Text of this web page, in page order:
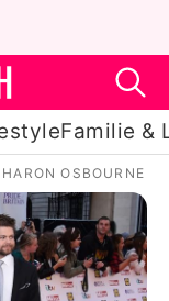
Familie &
OSBOURNE